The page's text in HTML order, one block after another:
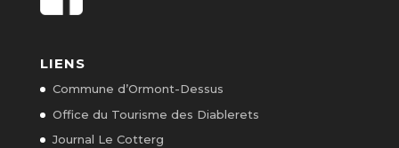
LIENS
Commune d’Ormont-Dessus
Office du Tourisme des Diablerets
Journal Le Cotterg